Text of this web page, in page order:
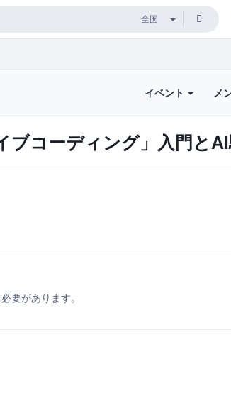
イベント メ
コーディング」入門とAI
要があります。